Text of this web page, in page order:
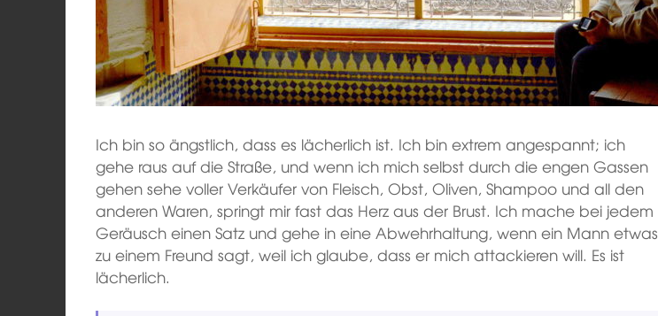
Ich bin so ängstlich, dass es lächerlich ist. Ich bin extrem angespannt; ich
gehe raus auf die Straße, und wenn ich mich selbst durch die engen Gassen
gehen sehe voller Verkäufer von Fleisch, Obst, Oliven, Shampoo und all den
anderen Waren, springt mir fast das Herz aus der Brust. Ich mache bei jedem
Geräusch einen Satz und gehe in eine Abwehrhaltung, wenn ein Mann etwas
zu einem Freund sagt, weil ich glaube, dass er mich attackieren will. Es ist
lächerlich.